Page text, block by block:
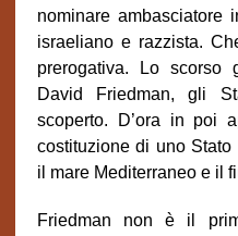
nominare ambasciatore
israeliano e razzista.
prerogativa. Lo
David Friedman, gli
scoperto. D’ora in poi
costituzione di uno Stato
il mare Mediterraneo e il
Friedman non è il